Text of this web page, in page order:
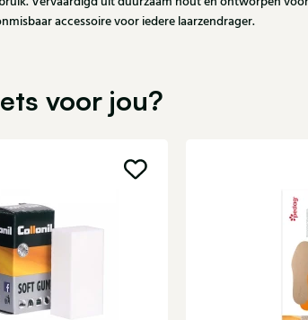
accessoire voor iedere laarzendrager.
voor jou?